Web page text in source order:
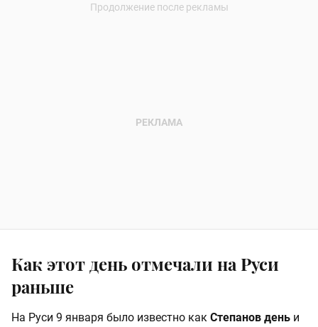
Как этот день отмечали на Руси
раньше
На Руси 9 января было известно как Степанов день и